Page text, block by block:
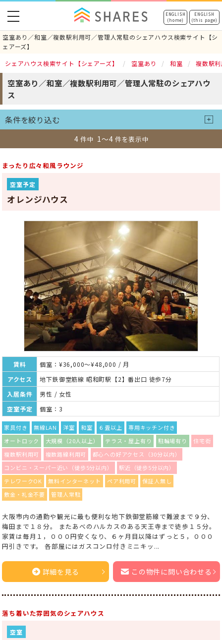
ENGLISH
(home)
ENGLISH
(this page)
空室あり／和室／複数駅利用可／管理人常駐のシェアハウス検索サイト【シ
ェアーズ】
toggle
navigation
シェアハウス検索サイト【シェアーズ】 空室あり 和室 複数駅
空室あり／和室／複数駅利用可／管理人常駐のシェアハウ
ス
条件を絞り込む
4 件中 1～4 件を表示中
まったり広々和風ラウンジ
空室予定
オレンジハウス
賃料
個室：¥36,000～¥48,000 / 月
アクセス
地下鉄御堂筋線 昭和町駅【2】番出口 徒歩7分
入居条件
男性 / 女性
空室予定
個室：3
家具付き 無線LAN 洋室 和室 ６畳以上
専用キッチン付き
オートロック
大規模（20人以上） テラス・屋上有り 駐輪場有り
住宅街
複数駅利用可
複数路線利用可
都心への好アクセス（30分以内）
コンビニ・スーパー近い（徒歩5分以内）
駅近（徒歩5分以内）
テレワークOK
無料インターネット ペア利用可
保証人無し
敷金・礼金不要
管理人常駐
大阪市内の通勤や観光に最も便利な地下鉄御堂筋線で難波まで９分、
梅田まで１８分。 またあべのハルカスのある天王寺まで徒歩１５分。
家賃は毎月１，０００円安くなり、６ヶ月目以降はずっと５，０００
円引きです。 各部屋にはガスコンロ付きミニキッ...
詳細を見る この物件に問い合わせる
落ち着いた雰囲気のシェアハウス
空室